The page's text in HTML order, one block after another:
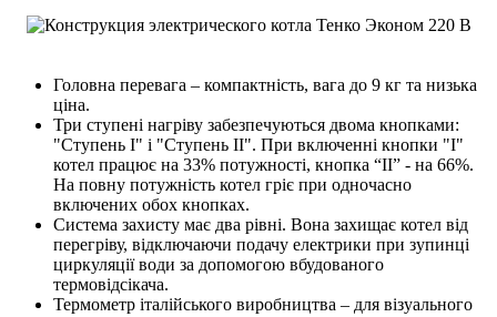
Головна перевага – компактність, вага до 9 кг та низька
ціна.
Три ступені нагріву забезпечуються двома кнопками:
"Ступень І" і "Ступень ІІ". При включенні кнопки "I"
котел працює на 33% потужності, кнопка “II” - на 66%.
На повну потужність котел гріє при одночасно
включених обох кнопках.
Система захисту має два рівні. Вона захищає котел від
перегріву, відключаючи подачу електрики при зупинці
циркуляції води за допомогою вбудованого
термовідсікача.
Термометр італійського виробництва – для візуального